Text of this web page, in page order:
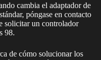
cambia el adaptador de
póngase en contacto
solicitar un controlador
98.
de cómo solucionar los